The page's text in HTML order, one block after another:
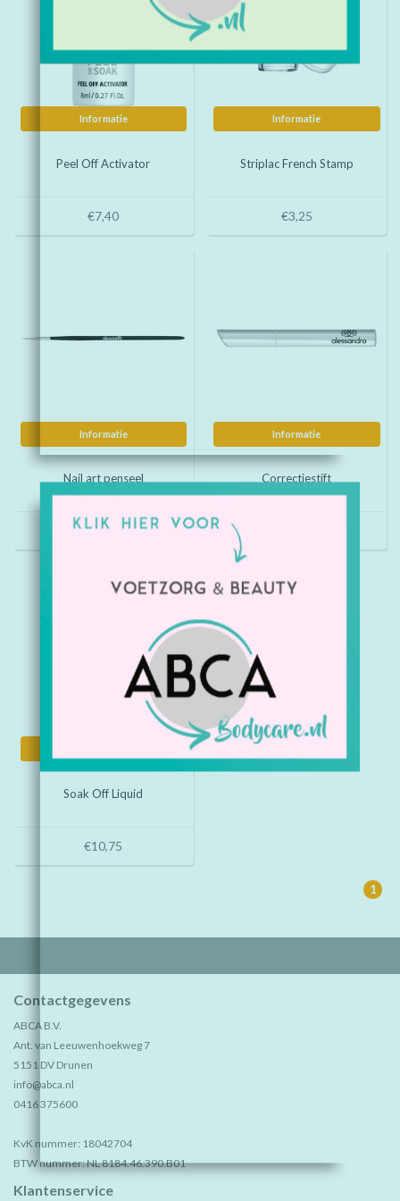
Informatie
Peel Off Activator
€7,40
Informatie
Striplac French Stamp
€3,25
Informatie
Nail art penseel
€10,66
Informatie
Correctiestift
Soak Off Liquid
€10,75
1
Contactgegevens
ABCA B.V.
Ant. van Leeuwenhoekweg 7
5151 DV Drunen
info@abca.nl
0416 375600
KvK nummer: 18042704
BTW nummer: NL 8184.46.390.B01
Klantenservice